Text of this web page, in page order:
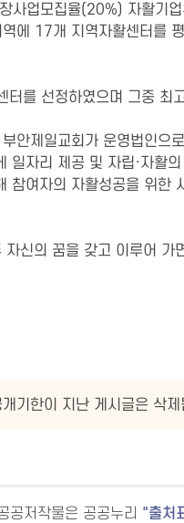
사업모집율(20%) 자활기
에 17개 지역자활센터를
를 선정하였으며 그중 최
제일교회가 운영법인으
자리 제공 및 자립·자활
참여자의 자활성공을 위
신의 꿈을 갖고 이루어
기한이 지난 게시글은 삭제
공저작물은 공공누리 출처